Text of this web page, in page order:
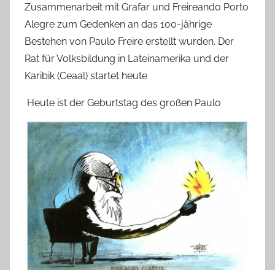
Zusammenarbeit mit Grafar und Freireando Porto
Alegre zum Gedenken an das 100-jährige
Bestehen von Paulo Freire erstellt wurden. Der
Rat für Volksbildung in Lateinamerika und der
Karibik (Ceaal) startet heute
Heute ist der Geburtstag des großen Paulo